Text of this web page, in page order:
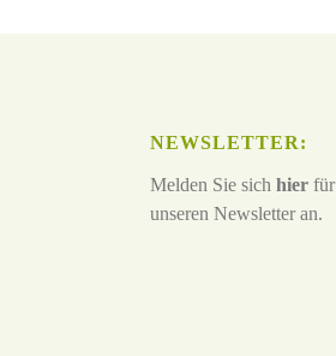
NEWSLETTER:
Melden Sie sich hier für
unseren Newsletter an.